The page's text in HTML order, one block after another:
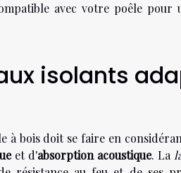
avec votre poêle
isolants
à bois doit se faire en
et d'absorption acoustique. La